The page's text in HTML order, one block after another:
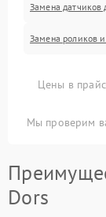
Замена датчиков
Замена роликов
Цены в
Мы проверим
Dors